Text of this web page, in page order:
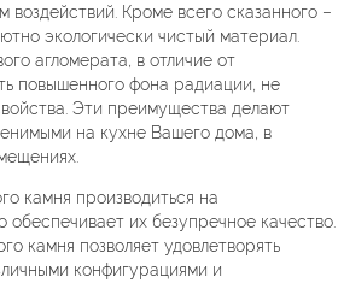
Кроме всего сказанного –
экологически чистый материал.
агломерата, в отличие от
повышенного фона радиации, не
Эти преимущества делают
на кухне Вашего дома, в
камня производиться на
их безупречное качество.
камня позволяет удовлетворять
конфигурациями и